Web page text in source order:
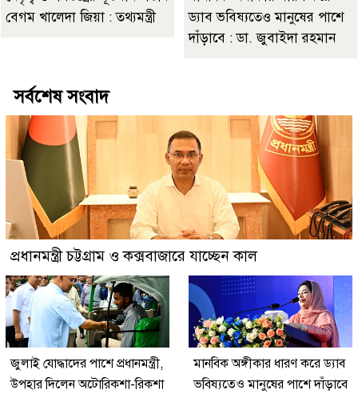
বেগম খালেদা জিয়া : তথ্যমন্ত্রী
ড্যাব ভবিষ্যতেও মানুষের পাশে
দাঁড়াবে : ডা. জুবাইদা রহমান
সর্বশেষ সংবাদ
প্রধানমন্ত্রী চট্টগ্রাম ও কক্সবাজারে যাচ্ছেন কাল
জুলাই যোদ্ধাদের পাশে প্রধানমন্ত্রী,
উপহার দিলেন অটোরিকশা-রিকশা
মানবিক অঙ্গীকার ধারণ করে ড্যাব
ভবিষ্যতেও মানুষের পাশে দাঁড়াবে